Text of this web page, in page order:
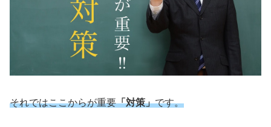
それではここからが重要「対策」です。